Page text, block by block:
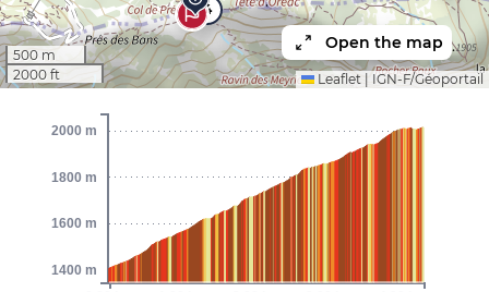
4
500 m
2000 ft
Open the map
Leaflet IGN-F/Géoportail
1400 m
1600 m
1800 m
2000 m